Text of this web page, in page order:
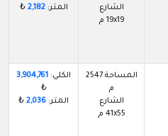
الشارع
19x19 م
المتر:2,182
₺
المساحة 2547
م
الشارع
41x55 م
الكلي: 3,904,761
₺
المتر: 2,036
₺